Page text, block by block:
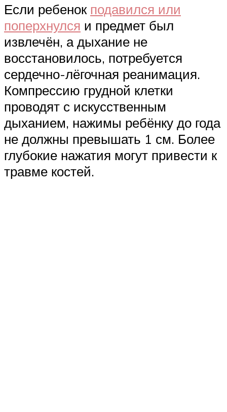
Если ребенок подавился или
поперхнулся и предмет был
извлечён, а дыхание не
восстановилось, потребуется
сердечно-лёгочная реанимация.
Компрессию грудной клетки
проводят с искусственным
дыханием, нажимы ребёнку до года
не должны превышать 1 см. Более
глубокие нажатия могут привести к
травме костей.